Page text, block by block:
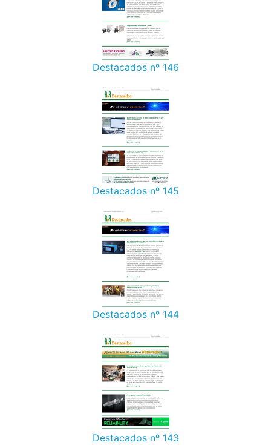
Destacados nº 146
Destacados nº 145
Destacados nº 144
Destacados nº 143